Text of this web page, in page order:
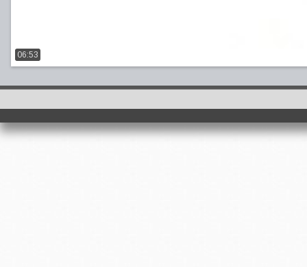
06:53